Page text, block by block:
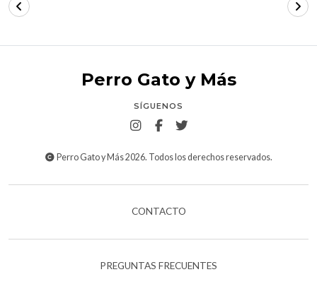
Perro Gato y Más
SÍGUENOS
Perro Gato y Más 2026. Todos los derechos reservados.
CONTACTO
PREGUNTAS FRECUENTES